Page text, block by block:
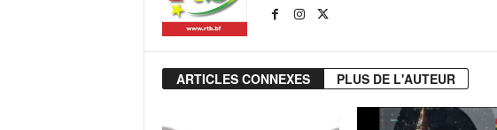
ARTICLES CONNEXES PLUS DE L'AUTEUR